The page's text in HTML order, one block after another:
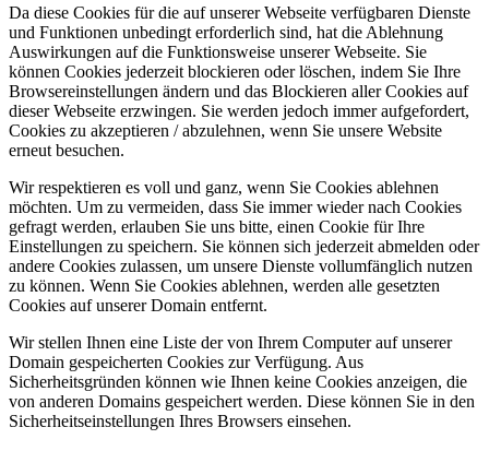
Da diese Cookies für die auf unserer Webseite verfügbaren Dienste
und Funktionen unbedingt erforderlich sind, hat die Ablehnung
Auswirkungen auf die Funktionsweise unserer Webseite. Sie
können Cookies jederzeit blockieren oder löschen, indem Sie Ihre
Browsereinstellungen ändern und das Blockieren aller Cookies auf
dieser Webseite erzwingen. Sie werden jedoch immer aufgefordert,
Cookies zu akzeptieren / abzulehnen, wenn Sie unsere Website
erneut besuchen.
Wir respektieren es voll und ganz, wenn Sie Cookies ablehnen
möchten. Um zu vermeiden, dass Sie immer wieder nach Cookies
gefragt werden, erlauben Sie uns bitte, einen Cookie für Ihre
Einstellungen zu speichern. Sie können sich jederzeit abmelden oder
andere Cookies zulassen, um unsere Dienste vollumfänglich nutzen
zu können. Wenn Sie Cookies ablehnen, werden alle gesetzten
Cookies auf unserer Domain entfernt.
Wir stellen Ihnen eine Liste der von Ihrem Computer auf unserer
Domain gespeicherten Cookies zur Verfügung. Aus
Sicherheitsgründen können wie Ihnen keine Cookies anzeigen, die
von anderen Domains gespeichert werden. Diese können Sie in den
Sicherheitseinstellungen Ihres Browsers einsehen.